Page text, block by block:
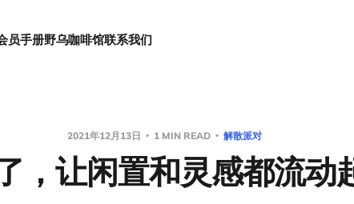
员手册野乌咖啡馆联系我们
2021年12月13日 1 MIN READ 解散派对
，让闲置和灵感都流动